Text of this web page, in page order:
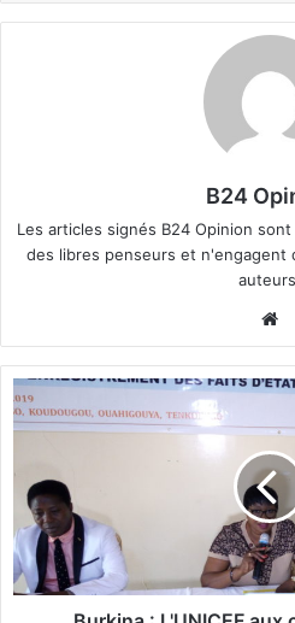
B24
Les articles signés B24 Opinion
des libres penseurs et n'engagent
B
u
a
:
L